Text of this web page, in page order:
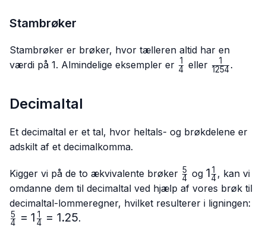
Stambrøker
Stambrøker er brøker, hvor tælleren altid har en
værdi på 1. Almindelige eksempler er \frac{1}
4
1 eller \frac{1}
1254
1 .
Decimaltal
Et decimaltal er et tal, hvor heltals- og brøkdelene er
adskilt af et decimalkomma.
Kigger vi på de to ækvivalente brøker \frac{5}
{4}
4
5 og 1\frac{1}
{4}
14
1 , kan vi
omdanne dem til decimaltal ved hjælp af vores brøk til
decimaltal-lommeregner, hvilket resulterer i ligningen:
4
5 = 1 4
1 = 1.25.